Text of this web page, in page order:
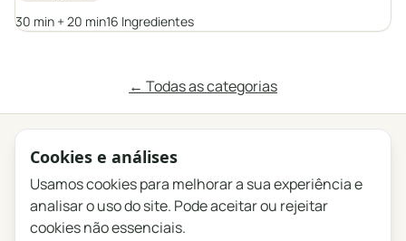
30 min + 20 min16 Ingredientes
← Todas as categorias
PrivacidadeTermosBlog
Definições de cookies
English
Polski Português
Français
Cookies e análises
Usamos cookies para melhorar a sua experiência e
analisar o uso do site. Pode aceitar ou rejeitar
cookies não essenciais.